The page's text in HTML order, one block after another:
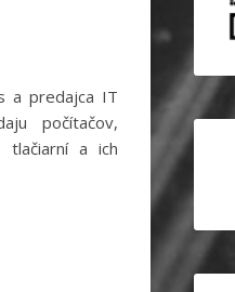
a predajca IT
počítačov,
tlačiarní a ich